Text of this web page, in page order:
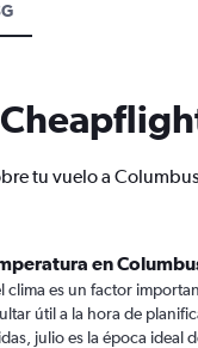
tu vuelo a
en
clima es un factor
útil a la hora de
julio es la época ideal